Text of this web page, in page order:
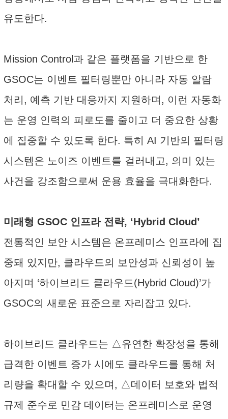
유도한다.
Mission Control과 같은 플랫폼을 기반으로 한
GSOC는 이벤트 필터링뿐만 아니라 자동 알람
처리, 예측 기반 대응까지 지원하며, 이런 자동화
는 운영 인력의 피로도를 줄이고 더 중요한 상황
에 집중할 수 있도록 한다. 특히 AI 기반의 필터링
시스템은 노이즈 이벤트를 걸러내고, 의미 있는
사건을 강조함으로써 운용 효율을 극대화한다.
미래형 GSOC 인프라 전략, ‘Hybrid Cloud’
전통적인 보안 시스템은 온프레미스 인프라에 집
중돼 있지만, 클라우드의 보안성과 신뢰성이 높
아지며 ‘하이브리드 클라우드(Hybrid Cloud)’가
GSOC의 새로운 표준으로 자리잡고 있다.
하이브리드 클라우드는 △유연한 확장성을 통해
급격한 이벤트 증가 시에도 클라우드를 통해 처
리량을 확대할 수 있으며, △데이터 보호와 법적
규제 준수로 민감 데이터는 온프레미스로 운영